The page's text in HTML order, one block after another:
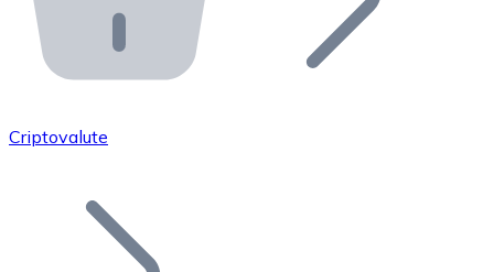
API Bitnovo
Integra la nostra API nel tuo ecosistema.
Unisciti alla nostra rete di rivenditori e
Aggiungi il token del tuo progetto al nostro servizio di
Criptovalute